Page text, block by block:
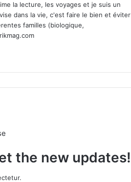
la lecture, les voyages et je suis un
dans la vie, c'est faire le bien et éviter
familles (biologique,
the new updates!